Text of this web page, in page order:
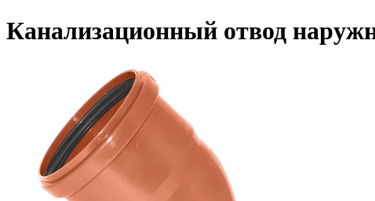
Канализационный отвод